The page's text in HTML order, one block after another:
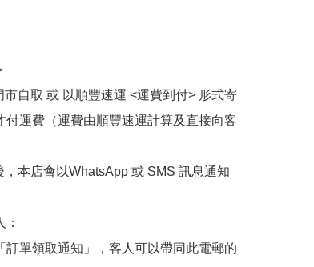
市自取 或 以順豐速運 <運費到付> 形式寄
付運費（運費由順豐速運計算及直接向客
，本店會以WhatsApp 或 SMS 訊息通知
訂單領取通知」，客人可以帶同此電郵的